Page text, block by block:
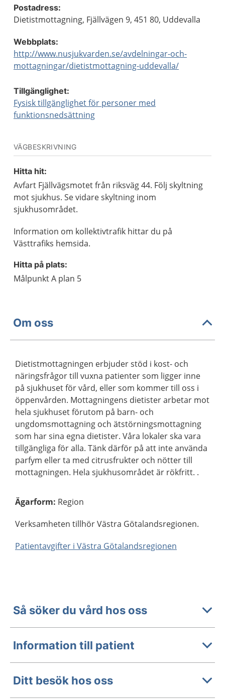
Postadress:
Dietistmottagning, Fjällvägen 9, 451 80, Uddevalla
Webbplats:
http://www.nusjukvarden.se/avdelningar-och-
mottagningar/dietistmottagning-uddevalla/
Tillgänglighet:
Fysisk tillgänglighet för personer med
funktionsnedsättning
VÄGBESKRIVNING
Hitta hit:
Avfart Fjällvägsmotet från riksväg 44. Följ skyltning
mot sjukhus. Se vidare skyltning inom
sjukhusområdet.
Information om kollektivtrafik hittar du på
Västtrafiks hemsida.
Hitta på plats:
Målpunkt A plan 5
Om oss
Dietistmottagningen erbjuder stöd i kost- och
näringsfrågor till vuxna patienter som ligger inne
på sjukhuset för vård, eller som kommer till oss i
öppenvården. Mottagningens dietister arbetar mot
hela sjukhuset förutom på barn- och
ungdomsmottagning och ätstörningsmottagning
som har sina egna dietister. Våra lokaler ska vara
tillgängliga för alla. Tänk därför på att inte använda
parfym eller ta med citrusfrukter och nötter till
mottagningen. Hela sjukhusområdet är rökfritt. .
Ägarform: Region
Verksamheten tillhör Västra Götalandsregionen.
Patientavgifter i Västra Götalandsregionen
Så söker du vård hos oss
Information till patient
Ditt besök hos oss